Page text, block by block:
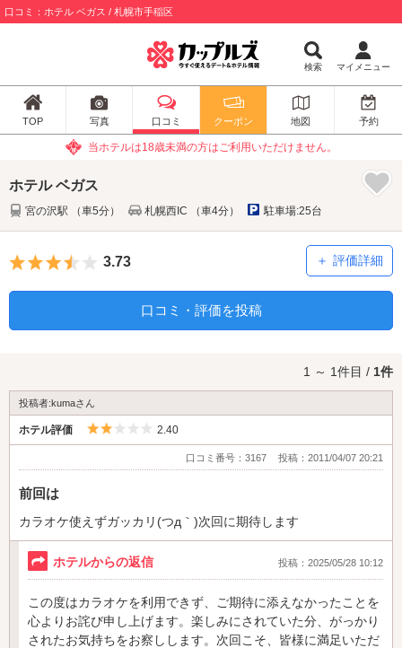
口コミ：ホテル ベガス / 札幌市手稲区
検索 マイメニュー
TOP 写真 口コミ クーポン 地図 予約
当ホテルは18歳未満の方はご利用いただけません。
ホテル ベガス
宮の沢駅 （車5分） 札幌西IC （車4分） 駐車場:25台
5つ星のうち3.5
3.73 評価詳細
口コミ・評価を投稿
1 ～ 1件目 / 1件
投稿者:kumaさん
ホテル評価 5つ星のうち2
2.40
口コミ番号：3167 投稿：2011/04/07 20:21
前回は
カラオケ使えずガッカリ(つд｀)次回に期待します
ホテルからの返信 投稿：2025/05/28 10:12
この度はカラオケを利用できず、ご期待に添えなかったことを
心よりお詫び申し上げます。楽しみにされていた分、がっかり
されたお気持ちをお察しします。次回こそ、皆様に満足いただ